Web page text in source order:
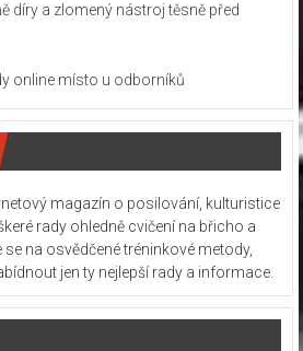
díry a zlomený nástroj těsně před
online místo u odborníků
magazín o posilování, kulturistice
rady ohledně cvičení na břicho a
na osvědčené tréninkové metody,
jen ty nejlepší rady a informace.